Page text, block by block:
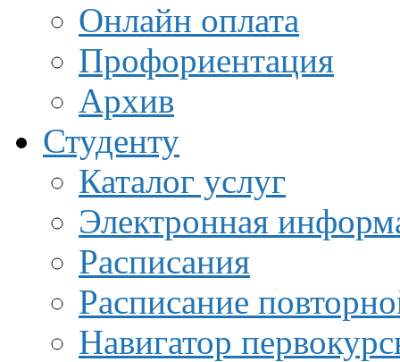
Онлайн оплата
Профориентация
Архив
Студенту
Каталог услуг
Электронная
Расписания
Расписание
Навигатор